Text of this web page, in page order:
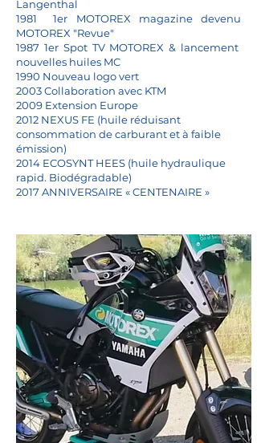
Langenthal
1981 1er MOTOREX magazine devenu
MOTOREX "Revue"
1987 1er Spot TV MOTOREX & lancement
nouvelles huiles MC
1990 Nouveau logo vert
2003 Collaboration avec KTM
2009 Extension Europe
2012 NEXUS FE (huile réduisant
consommation de carburant et à faible
émission)
2014 ECOSYNT HEES (huile hydraulique
rapid. Biodégradable)
2017 ANNIVERSAIRE « CENTENAIRE »